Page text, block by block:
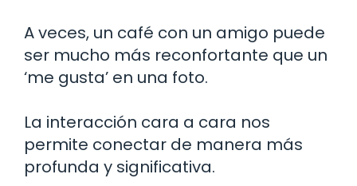
A veces, un café con un amigo puede
ser mucho más reconfortante que un
‘me gusta’ en una foto.
La interacción cara a cara nos
permite conectar de manera más
profunda y significativa.